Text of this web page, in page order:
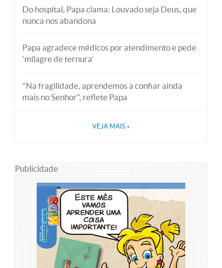
Do hospital, Papa clama: Louvado seja Deus, que
nunca nos abandona
Papa agradece médicos por atendimento e pede
'milagre de ternura'
"Na fragilidade, aprendemos a confiar ainda
mais no Senhor", reflete Papa
VEJA MAIS »
Publicidade